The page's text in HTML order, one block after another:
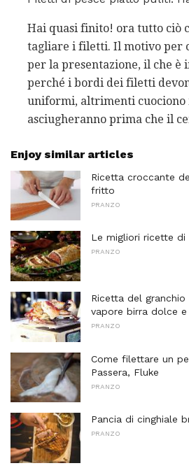
Hai quasi finito! ora tutto ciò
tagliare i filetti. Il motivo per
per la presentazione, il che è
perché i bordi dei filetti
uniformi, altrimenti cuociono
asciugheranno prima che il
Enjoy similar articles
Ricetta croccante
fritto
PRANZO
Le migliori ricette
PRANZO
Ricetta del
vapore birra dolce
PRANZO
Come filettare un
Passera, Fluke
PRANZO
Pancia di cinghiale
PRANZO